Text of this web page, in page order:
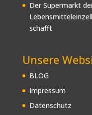
Der Supermarkt
schafft
Unsere
BLOG
Impressum
Datenschutz